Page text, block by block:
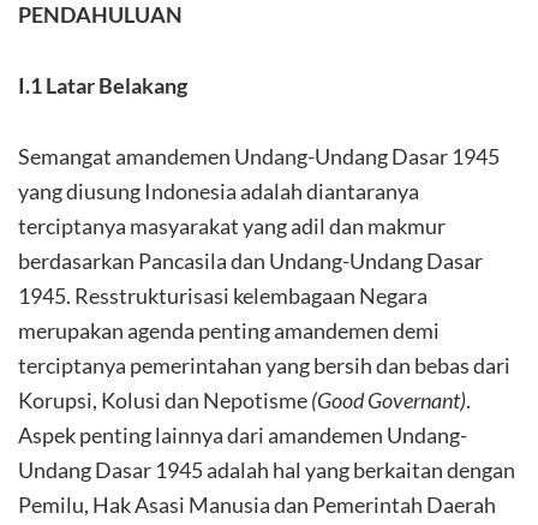
PENDAHULUAN
I.1 Latar Belakang
Semangat amandemen Undang-Undang Dasar 1945
yang diusung Indonesia adalah diantaranya
terciptanya masyarakat yang adil dan makmur
berdasarkan Pancasila dan Undang-Undang Dasar
1945. Resstrukturisasi kelembagaan Negara
merupakan agenda penting amandemen demi
terciptanya pemerintahan yang bersih dan bebas dari
Korupsi, Kolusi dan Nepotisme(Good Governant).
Aspek penting lainnya dari amandemen Undang-
Undang Dasar 1945 adalah hal yang berkaitan dengan
Pemilu, Hak Asasi Manusia dan Pemerintah Daerah